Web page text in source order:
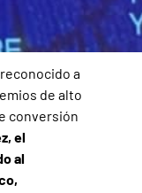
a
de alto
conversión
el
al